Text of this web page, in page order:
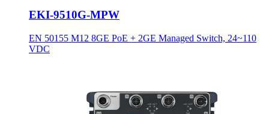
EKI-9510G-MPW
EN 50155 M12 8GE PoE + 2GE Managed Switch, 24~110
VDC